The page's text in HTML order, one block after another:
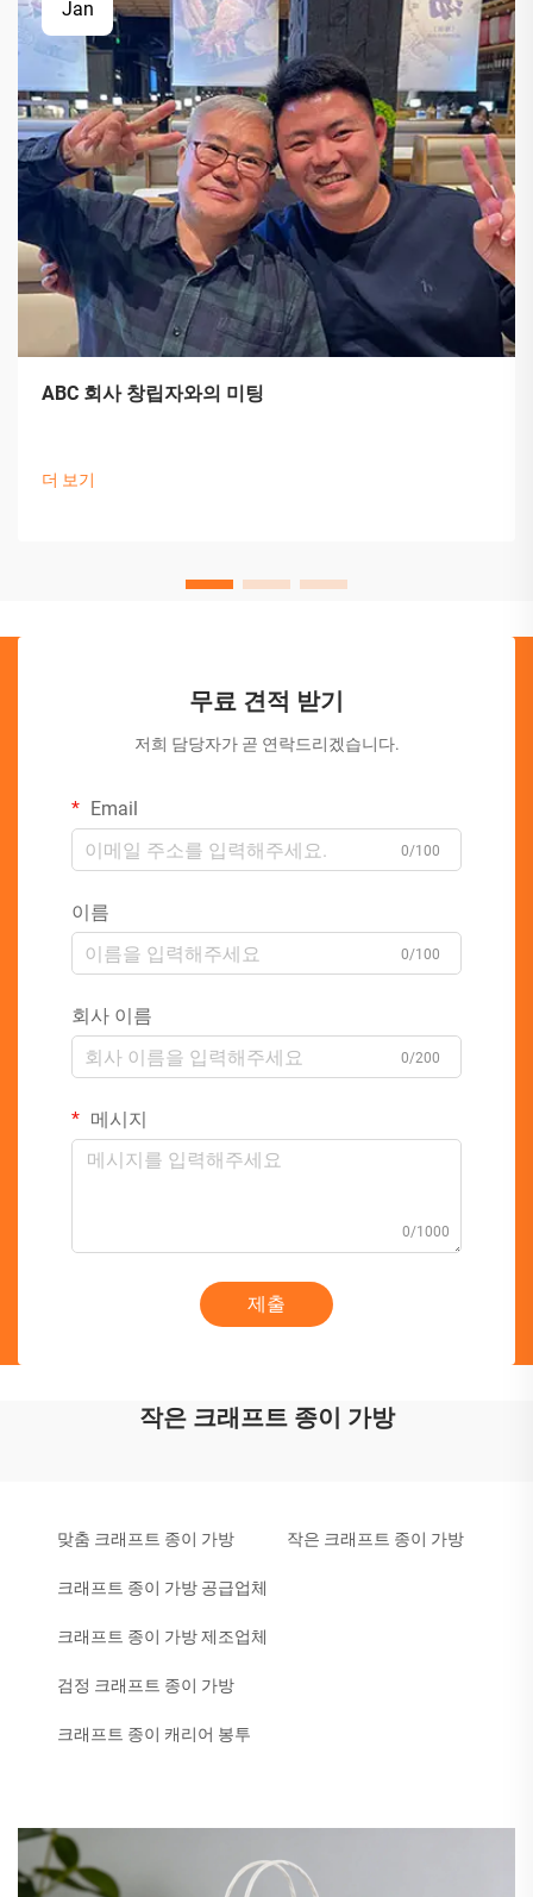
Jan
ABC 회사 창립자와의 미팅
더 보기
무료 견적 받기
저희 담당자가 곧 연락드리겠습니다.
Email
0/100
이름
0/100
회사 이름
0/200
메시지
0/1000
제출
작은 크래프트 종이 가방
맞춤 크래프트 종이 가방 작은 크래프트 종이 가방
크래프트 종이 가방 공급업체
크래프트 종이 가방 제조업체
검정 크래프트 종이 가방
크래프트 종이 캐리어 봉투